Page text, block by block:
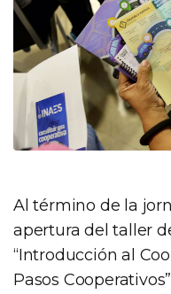
Al término de la
apertura del taller
“Introducción al
Pasos